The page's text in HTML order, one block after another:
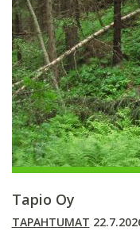
Tapio Oy
TAPAHTUMAT